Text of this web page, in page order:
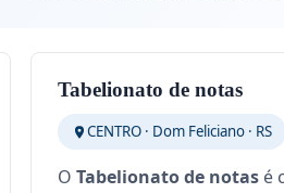
Tabelionato de notas
CENTRO · Dom Feliciano · RS
O Tabelionato de notas é